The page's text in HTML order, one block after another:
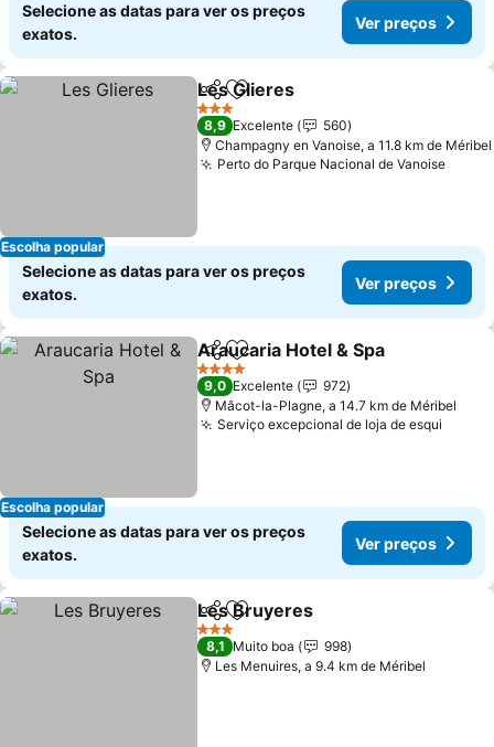
Selecione as datas para ver os preços
exatos.
Ver preços
Escolha popular
PartilharAdicionar aos favoritos
Les Glieres
3 Estrelas
8,9 Excelente
560
Champagny en Vanoise, a 11.8 km de Méribel
Perto do Parque Nacional de Vanoise
Selecione as datas para ver os preços
exatos.
Ver preços
Escolha popular
PartilharAdicionar aos favoritos
Araucaria Hotel & Spa
4 Estrelas
9,0 Excelente
972
Mâcot-la-Plagne, a 14.7 km de Méribel
Serviço excepcional de loja de esqui
Selecione as datas para ver os preços
exatos.
Ver preços
PartilharAdicionar aos favoritos
Les Bruyeres
3 Estrelas
8,1 Muito boa
998
Les Menuires, a 9.4 km de Méribel